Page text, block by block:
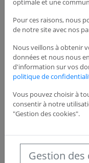
Autres
catégorie :
optimale et une
Pour ces raisons, nous
de notre site avec nos
Nous veillons à obtenir
données et nous nous
d'information sur vos
politique de
Vous pouvez choisir à
consentir à notre
"Gestion des cookies".
Gestion des